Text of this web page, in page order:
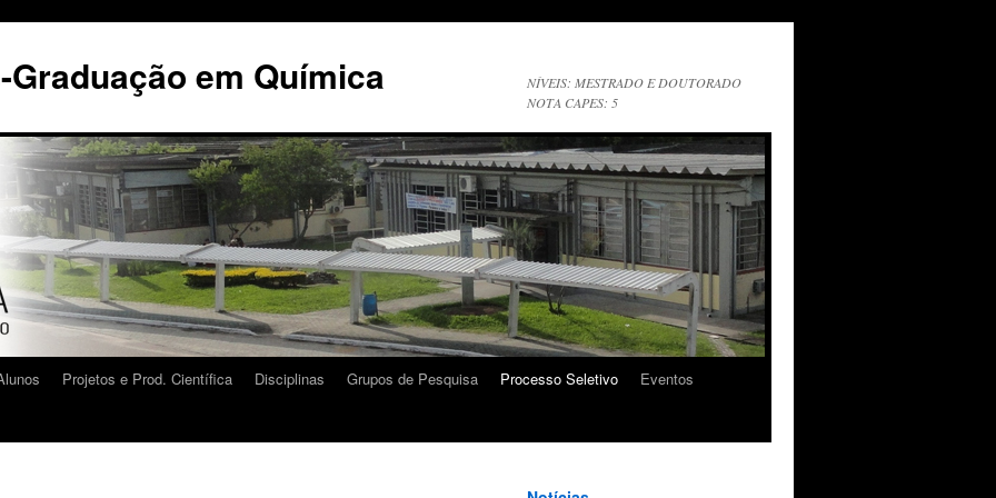
em Química
NÍVEIS: MESTRADO E DOUTORADO
NOTA CAPES: 5
Projetos e Prod. Científica Disciplinas Grupos de Pesquisa Processo Seletivo
Eventos